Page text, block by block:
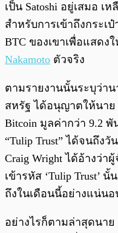
เป็น Satoshi อยู่เสมอ เ
สำหรับการเข้าถึงกระเป๋
BTC ของเขาเพื่อแสดง
Nakamoto ตัวจริง
ตามรายงานนั้นระบุว่าน
สหรัฐ ได้อนุญาตให้นาย
Bitcoin มูลค่ากว่า 9.2
“Tulip Trust” ได้จนถึง
Craig Wright ได้อ้างว่
เข้ารหัส ‘Tulip Trust’
ถึงในเดือนนี้อย่างแน่นอ
อย่างไรก็ตามล่าสุดนาย